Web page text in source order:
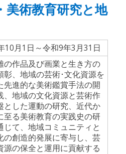
美術教育研究と地
10月1日～令和9年3月31日
の作品及び画業と生き方の
彰、地域の芸術･文化資源を
先進的な美術鑑賞手法の開
、地域の文化資源と芸術作
とした運動の研究、近代か
至る美術教育の実践史の研
じて、地域コミュニティと
の創造的発展に寄与し、芸
源の保全と運用に貢献する